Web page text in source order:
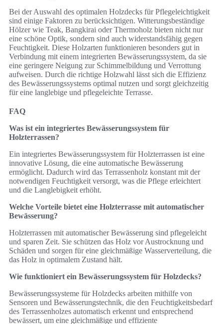
Bei der Auswahl des optimalen Holzdecks für Pflegeleichtigkeit
sind einige Faktoren zu berücksichtigen. Witterungsbeständige
Hölzer wie Teak, Bangkirai oder Thermoholz bieten nicht nur
eine schöne Optik, sondern sind auch widerstandsfähig gegen
Feuchtigkeit. Diese Holzarten funktionieren besonders gut in
Verbindung mit einem integrierten Bewässerungssystem, da sie
eine geringere Neigung zur Schimmelbildung und Verrottung
aufweisen. Durch die richtige Holzwahl lässt sich die Effizienz
des Bewässerungssystems optimal nutzen und sorgt gleichzeitig
für eine langlebige und pflegeleichte Terrasse.
FAQ
Was ist ein integriertes Bewässerungssystem für
Holzterrassen?
Ein integriertes Bewässerungssystem für Holzterrassen ist eine
innovative Lösung, die eine automatische Bewässerung
ermöglicht. Dadurch wird das Terrassenholz konstant mit der
notwendigen Feuchtigkeit versorgt, was die Pflege erleichtert
und die Langlebigkeit erhöht.
Welche Vorteile bietet eine Holzterrasse mit automatischer
Bewässerung?
Holzterrassen mit automatischer Bewässerung sind pflegeleicht
und sparen Zeit. Sie schützen das Holz vor Austrocknung und
Schäden und sorgen für eine gleichmäßige Wasserverteilung, die
das Holz in optimalem Zustand hält.
Wie funktioniert ein Bewässerungssystem für Holzdecks?
Bewässerungssysteme für Holzdecks arbeiten mithilfe von
Sensoren und Bewässerungstechnik, die den Feuchtigkeitsbedarf
des Terrassenholzes automatisch erkennt und entsprechend
bewässert, um eine gleichmäßige und effiziente